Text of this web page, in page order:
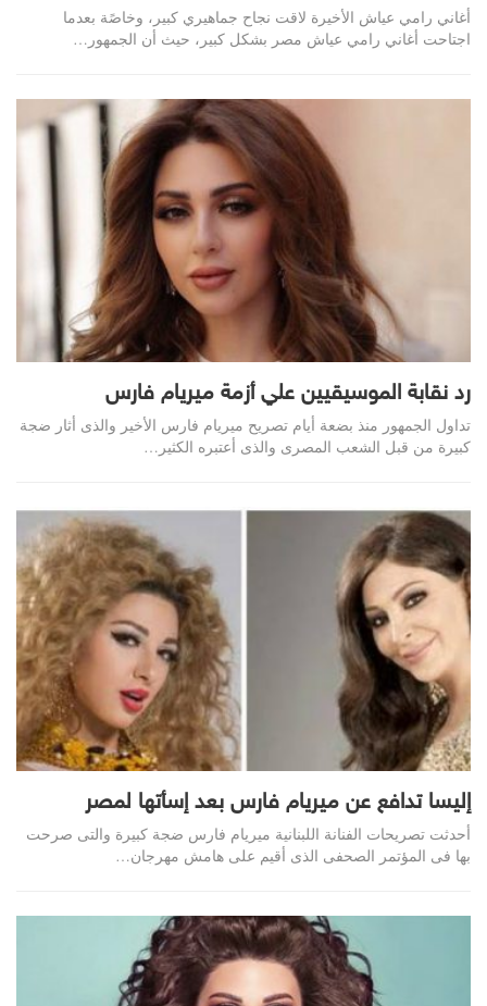
أغاني رامي عياش الأخيرة لاقت نجاح جماهيري كبير، وخاصًة بعدما
اجتاحت أغاني رامي عياش مصر بشكل كبير، حيث أن الجمهور…
رد نقابة الموسيقيين علي أزمة ميريام فارس
تداول الجمهور منذ بضعة أيام تصريح ميريام فارس الأخير والذى أثار ضجة
كبيرة من قبل الشعب المصرى والذى أعتبره الكثير…
إليسا تدافع عن ميريام فارس بعد إسأتها لمصر
أحدثت تصريحات الفنانة اللبنانية ميريام فارس ضجة كبيرة والتى صرحت
بها فى المؤتمر الصحفى الذى أقيم على هامش مهرجان…